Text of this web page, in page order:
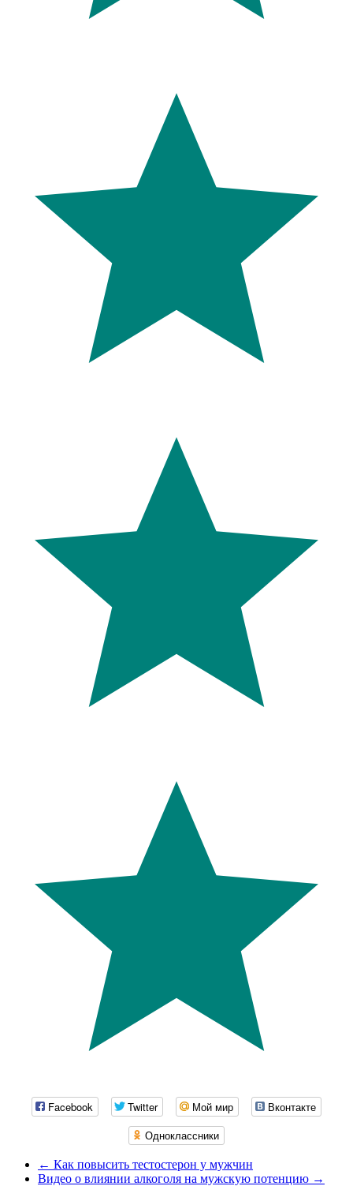
Facebook Twitter Мой мир
Вконтакте
Одноклассники
← Как повысить тестостерон у мужчин
Видео о влиянии алкоголя на мужскую потенцию →